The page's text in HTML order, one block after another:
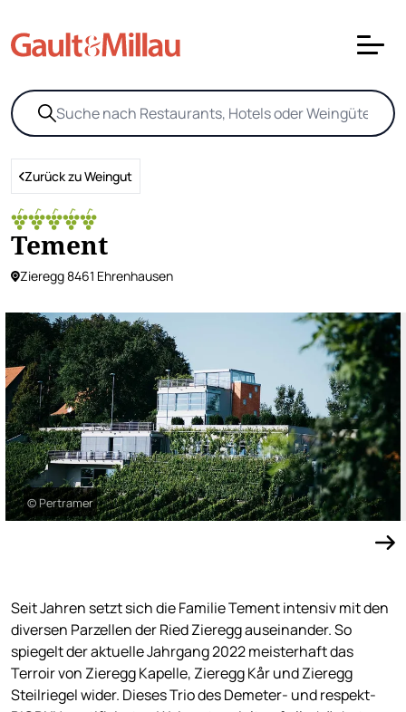
Zurück zu Weingut
Tement
Zieregg 8461 Ehrenhausen
© Pertramer
Seit Jahren setzt sich die Familie Tement intensiv mit den
diversen Parzellen der Ried Zieregg auseinander. So
spiegelt der aktuelle Jahrgang 2022 meisterhaft das
Terroir von Zieregg Kapelle, Zieregg Kår und Zieregg
Steilriegel wider. Dieses Trio des Demeter- und respekt-